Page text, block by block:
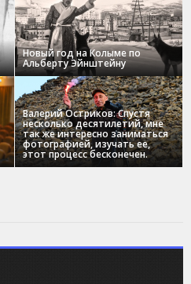
Новый год на Колыме по
Альберту Эйнштейну
Валерий Остриков: Спустя
несколько десятилетий, мне
так же интересно заниматься
фотографией, изучать ее,
этот процесс бесконечен.